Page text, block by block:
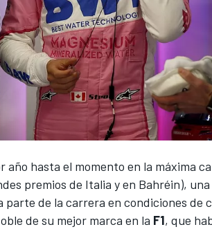
año hasta el momento en la máxima
premios de Italia y en Bahréin),
de la carrera en condiciones de
de su mejor marca en la F1, que